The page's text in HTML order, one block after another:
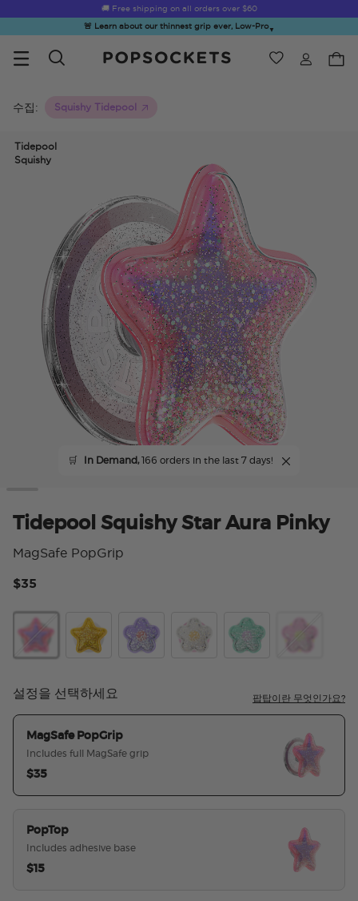
🚚 Free shipping on all orders over $60
Summer Sendoff Sale is on 🚨 Up to 60% off
🚨 Learn about our thinnest grip ever, Low-Pro▼
위시리스트
Hello Kitty®
and Friends
Second
Morning
수집: Squishy Tidepool
Tidepool
Squishy
🛒 In Demand,166 orders in the last 7 days!
Tidepool Squishy Star Aura Pinky
MagSafe PopGrip
$35
설정을 선택하세요 팝탑이란 무엇인가요?
MagSafe PopGrip
Includes full MagSafe grip
$35
PopTop
Includes adhesive base
$15